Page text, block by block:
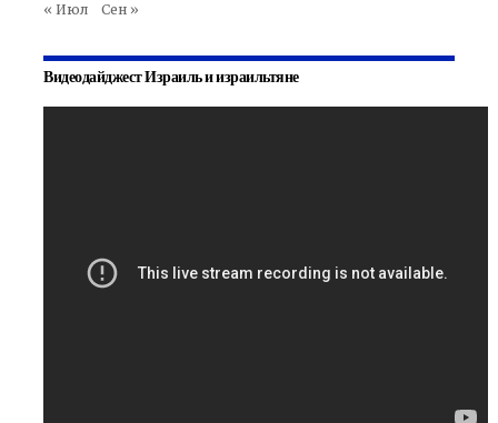
« Июл Сен »
Видеодайджест Израиль и израильтяне